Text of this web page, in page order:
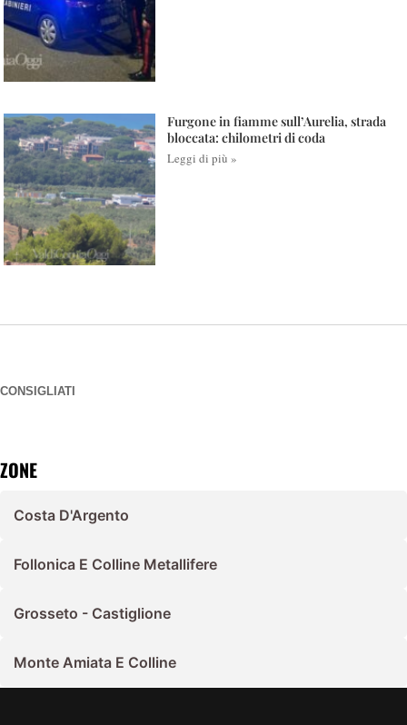
Furgone in fiamme sull’Aurelia, strada
bloccata: chilometri di coda
Leggi di più »
CONSIGLIATI
ZONE
Costa D'Argento
Follonica E Colline Metallifere
Grosseto - Castiglione
Monte Amiata E Colline